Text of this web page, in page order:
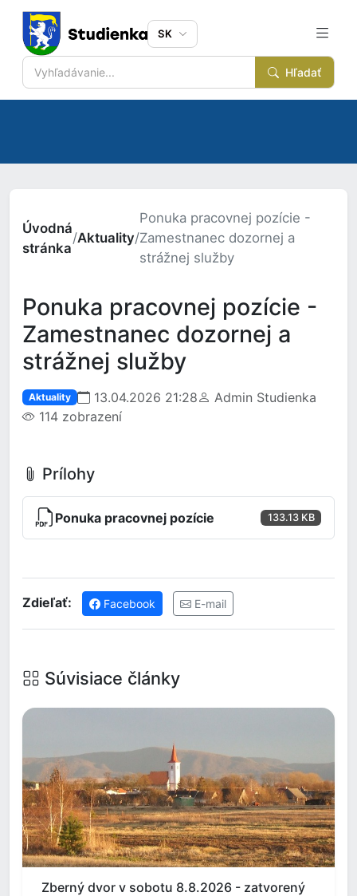
Hľadať
SK
Úvodná
stránka
/Aktuality/
Ponuka pracovnej pozície -
Zamestnanec dozornej a
strážnej služby
Ponuka pracovnej pozície -
Zamestnanec dozornej a
strážnej služby
Aktuality 13.04.2026 21:28
Admin Studienka
114 zobrazení
Prílohy
Ponuka pracovnej pozície 133.13 KB
Zdieľať: Facebook E-mail
Súvisiace články
Zberný dvor v sobotu 8.8.2026 - zatvorený